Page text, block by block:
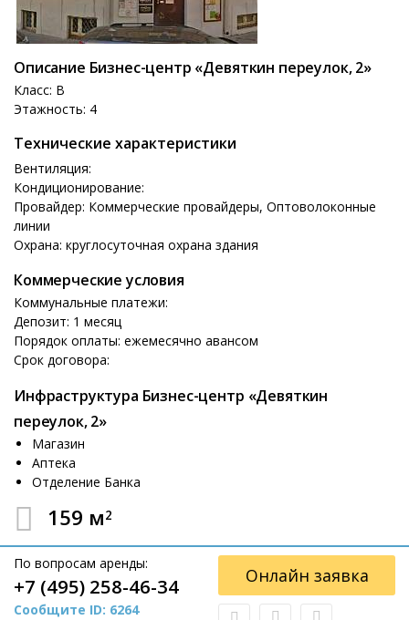
Описание Бизнес-центр «Девяткин переулок, 2»
Класс: B
Этажность: 4
Технические характеристики
Вентиляция:
Кондиционирование:
Провайдер: Коммерческие провайдеры, Оптоволоконные
линии
Охрана: круглосуточная охрана здания
Коммерческие условия
Коммунальные платежи:
Депозит: 1 месяц
Порядок оплаты: ежемесячно авансом
Срок договора:
Инфраструктура Бизнес-центр «Девяткин
переулок, 2»
Магазин
Аптека
Отделение Банка
159 м2
По вопросам аренды:
+7 (495) 258-46-34
Сообщите ID: 6264
Онлайн заявка